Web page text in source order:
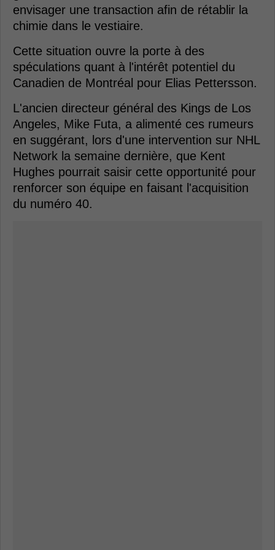
envisager une transaction afin de rétablir la
chimie dans le vestiaire.
Cette situation ouvre la porte à des
spéculations quant à l'intérêt potentiel du
Canadien de Montréal pour Elias Pettersson.
L'ancien directeur général des Kings de Los
Angeles, Mike Futa, a alimenté ces rumeurs
en suggérant, lors d'une intervention sur NHL
Network la semaine dernière, que Kent
Hughes pourrait saisir cette opportunité pour
renforcer son équipe en faisant l'acquisition
du numéro 40.